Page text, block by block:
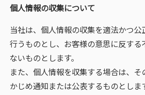
個人情報の収集について
当社は、個人情報の収集を適法かつ公
行うものとし、お客様の意思に反する
ないものとします。
また、個人情報を収集する場合は、そ
かじめ通知または公表するものとしま